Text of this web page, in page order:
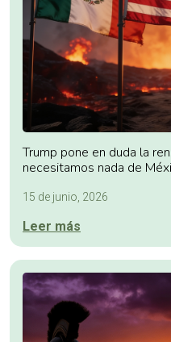
Trump pone en duda la
necesitamos nada de
15 de junio, 2026
Leer más